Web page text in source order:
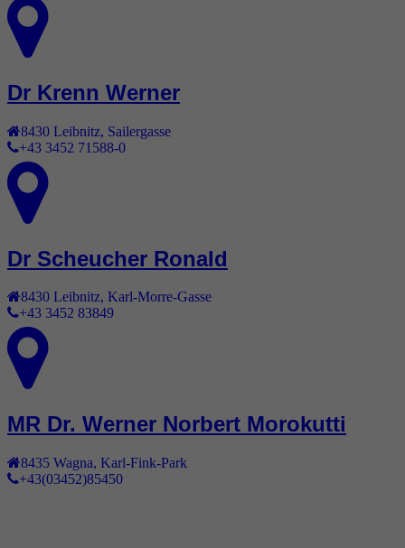
Dr Krenn Werner
8430 Leibnitz
Sailergasse
+43 3452 71588-0
Dr Scheucher Ronald
8430 Leibnitz, Karl-Morre-Gasse
+43 3452 83849
MR Dr. Werner Norbert Morokutti
8435 Wagna, Karl-Fink-Park
+43(03452)85450